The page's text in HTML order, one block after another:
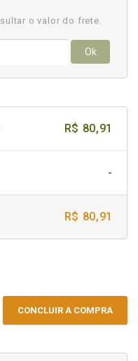
o valor do frete.
Ok
R$ 80,91
-
R$ 80,91
CONCLUIR A COMPRA